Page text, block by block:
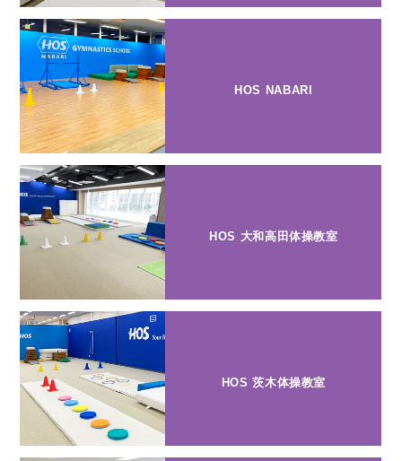
HOS NABARI
HOS 大和高田体操教室
HOS 茨木体操教室